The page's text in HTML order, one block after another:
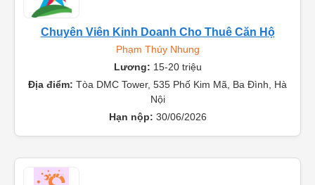
Chuyên Viên Kinh Doanh Cho Thuê Căn Hộ
Phạm Thúy Nhung
Lương: 15-20 triệu
Địa điểm: Tòa DMC Tower, 535 Phố Kim Mã, Ba Đình, Hà
Nội
Hạn nộp: 30/06/2026